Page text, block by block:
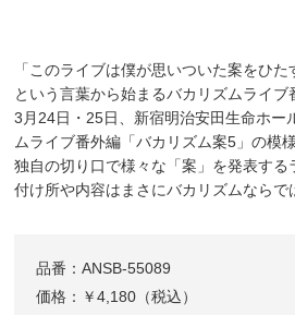
「このライブは僕が思いついた案をひた
という言葉から始まるバカリズムライブ
3月24日・25日、新宿明治安田生命ホー
ムライブ番外編「バカリズム案5」の模
独自の切り口で様々な「案」を発表す
付け所や内容はまさにバカリズムならで
品番：ANSB-55089
価格：￥4,180（税込）